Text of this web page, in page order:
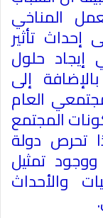
المناخي
إحداث تأثير
حلول
إلى
العام
المجتمع
تحرص دولة
تمثيل
والأحداث
.